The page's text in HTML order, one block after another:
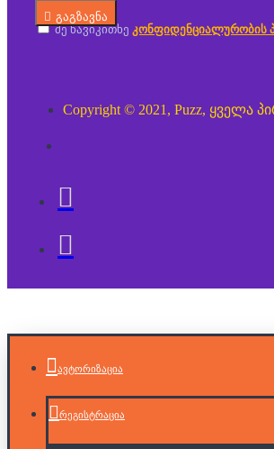
გაგზავნა
მე წავიკითხე კონფიდენციალურობის
Copyright © 2021, Puzz, ყველა
ავტორიზაცია
რეგისტრაცია